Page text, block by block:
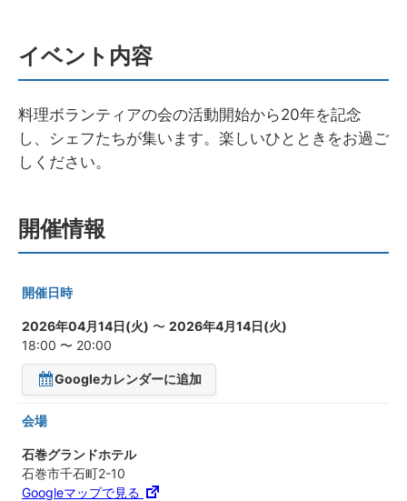
イベント内容
料理ボランティアの会の活動開始から20年を記念
し、シェフたちが集います。楽しいひとときをお過ご
しください。
開催情報
開催日時
2026年04月14日(火) 〜 2026年4月14日(火)
18:00 〜 20:00
Googleカレンダーに追加
会場
石巻グランドホテル
石巻市千石町2-10
Googleマップで見る